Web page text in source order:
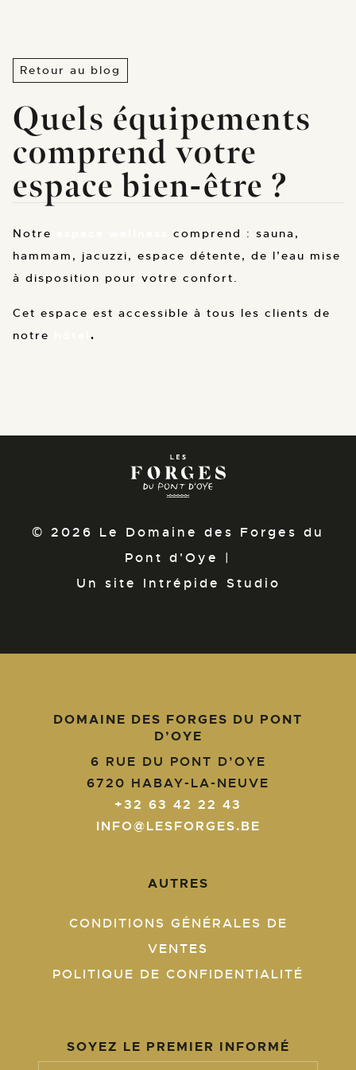
Retour au blog
Quels équipements
comprend votre
espace bien-être ?
Notre
comprend : sauna,
hammam, jacuzzi, espace détente, de l’eau mise
à disposition pour votre confort.
Cet espace est accessible à tous les clients de
notre
.
© 2026 Le Domaine des Forges du
Pont d'Oye |
Un site Intrépide Studio
DOMAINE DES FORGES DU PONT
D’OYE
6 RUE DU PONT D’OYE
6720 HABAY-LA-NEUVE
+32 63 42 22 43
INFO@LESFORGES.BE
AUTRES
CONDITIONS GÉNÉRALES DE
VENTES
POLITIQUE DE CONFIDENTIALITÉ
SOYEZ LE PREMIER INFORMÉ